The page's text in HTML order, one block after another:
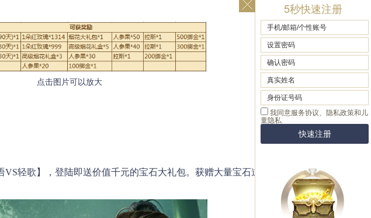
点击图片可以放大
VS轻歌】，登陆即送价值千元的宝石大礼包。获赠大量宝石道具，还可超
5秒快速注册